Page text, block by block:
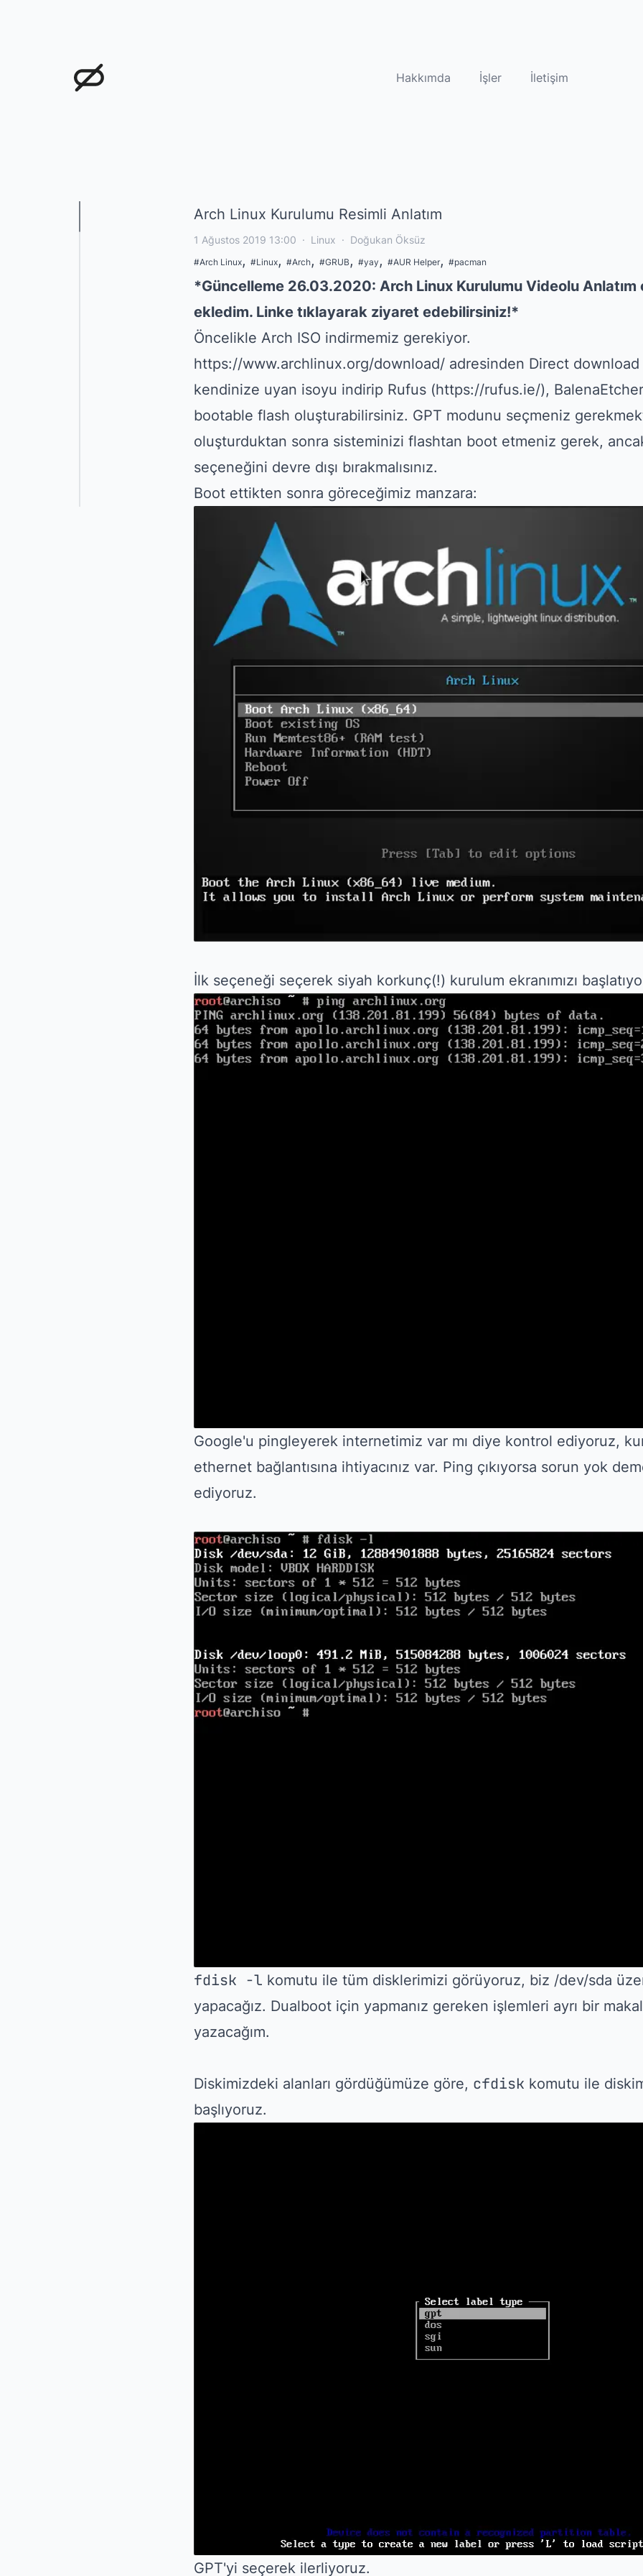
Doğukan Öksüz
Hakkımda
İşler İletişim
Arch Linux Kurulumu Resimli Anlatım
1 Ağustos 2019 13:00 · Linux · Doğukan Öksüz
#Arch Linux, #Linux, #Arch, #GRUB , #yay , #AUR Helper, #pacman
*Güncelleme 26.03.2020: Arch Linux Kurulumu Videolu Anlatım
ekledim. Linke tıklayarak ziyaret edebilirsiniz!*
Öncelikle Arch ISO indirmemiz gerekiyor.
https://www.archlinux.org/download/adresinden Direct download
kendinize uyan isoyu indirip Rufus (https://rufus.ie/),
bootable flash oluşturabilirsiniz. GPT modunu seçmeniz
oluşturduktan sonra sisteminizi flashtan boot etmeniz gerek,
seçeneğini devre dışı bırakmalısınız.
Boot ettikten sonra göreceğimiz manzara:
İlk seçeneği seçerek siyah korkunç(!) kurulum ekranımızı
Google'u pingleyerek internetimiz var mı diye kontrol ediyoruz,
ethernet bağlantısına ihtiyacınız var. Ping çıkıyorsa sorun yok
ediyoruz.
fdisk -l komutu ile tüm disklerimizi görüyoruz, biz /dev/sda
yapacağız. Dualboot için yapmanız gereken işlemleri ayrı bir
yazacağım.
Diskimizdeki alanları gördüğümüze göre, cfdisk komutu ile
başlıyoruz.
GPT'yi seçerek ilerliyoruz.